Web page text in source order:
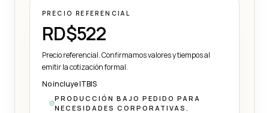
PRECIO REFERENCIAL
RD$522
Precio referencial. Confirmamos valores y tiempos al
emitir la cotización formal.
No incluye ITBIS
PRODUCCIÓN BAJO PEDIDO PARA
NECESIDADES CORPORATIVAS.